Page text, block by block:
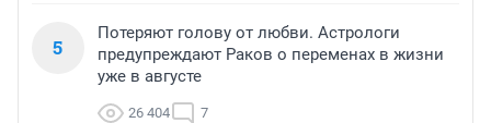
5
Потеряют голову от любви. Астрологи
предупреждают Раков о переменах в жизни
уже в августе
26 404 7